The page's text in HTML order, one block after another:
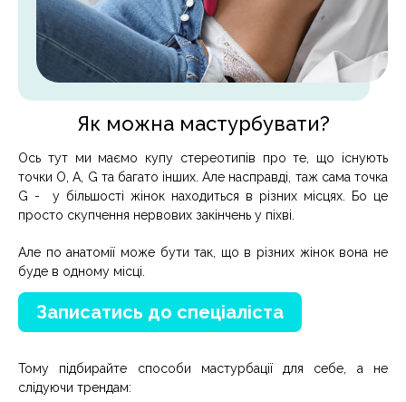
Як можна мастурбувати?
Ось тут ми маємо купу стереотипів про те, що існують
точки О, А, G та багато інших. Але насправді, таж сама точка
G - у більшості жінок находиться в різних місцях. Бо це
просто скупчення нервових закінчень у піхві.
Але по анатомії може бути так, що в різних жінок вона не
буде в одному місці.
Записатись до спеціаліста
Тому підбирайте способи мастурбації для себе, а не
слідуючи трендам: